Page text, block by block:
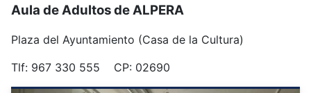
Aula de Adultos de ALPERA
Plaza del Ayuntamiento (Casa de la Cultura)
Tlf: 967 330 555 CP: 02690